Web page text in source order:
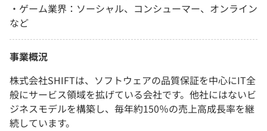
・ゲーム業界：ソーシャル、コンシューマー、オンライン
など
事業概況
株式会社SHIFTは、ソフトウェアの品質保証を中心にIT全
般にサービス領域を拡げている会社です。他社にはないビ
ジネスモデルを構築し、毎年約150％の売上高成長率を継
続しています。